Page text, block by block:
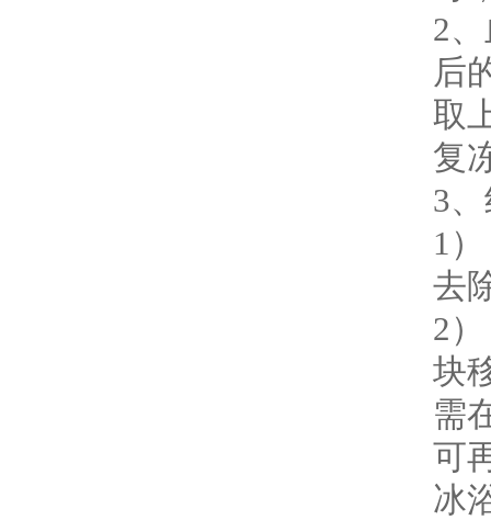
2
后
取
复
3
1
去
2
块
需
可
冰